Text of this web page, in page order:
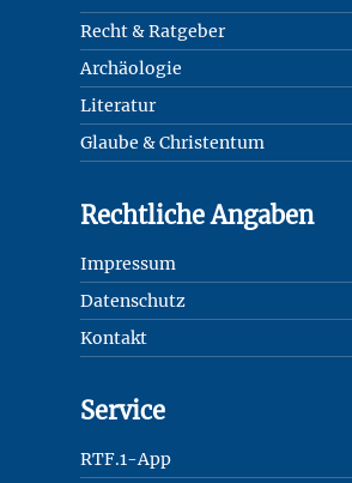
Recht & Ratgeber
Archäologie
Literatur
Glaube & Christentum
Rechtliche Angaben
Impressum
Datenschutz
Kontakt
Service
RTF.1-App